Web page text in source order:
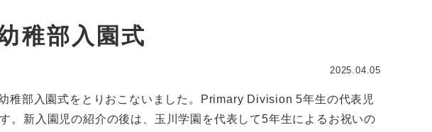
稚部入園式
2025.04.05
稚部入園式をとりおこないました。Primary Division 5年生の代表児
。新入園児の紹介の後は、玉川学園を代表して5年生によるお祝いの